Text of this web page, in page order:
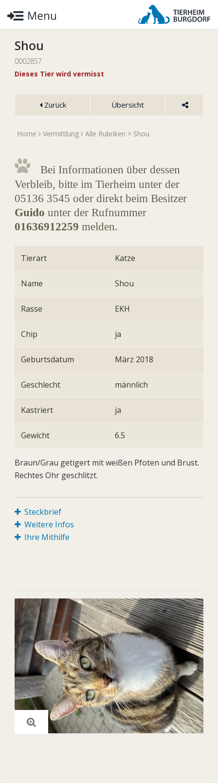
Shou
0002857
Dieses Tier wird vermisst
Zurück Übersicht
Home Vermittlung Alle Rubriken > Shou
Bei Informationen über dessen
Verbleib, bitte im Tierheim unter der
05136 3545 oder direkt beim Besitzer
Guido unter der Rufnummer
01636912259 melden.
Tierart Katze
Name Shou
Rasse EKH
Chip ja
Geburtsdatum März 2018
Geschlecht männlich
Kastriert ja
Gewicht 6.5
Braun/Grau getigert mit weißen Pfoten und Brust.
Rechtes Ohr geschlitzt.
Steckbrief
Weitere Infos
Ihre Mithilfe